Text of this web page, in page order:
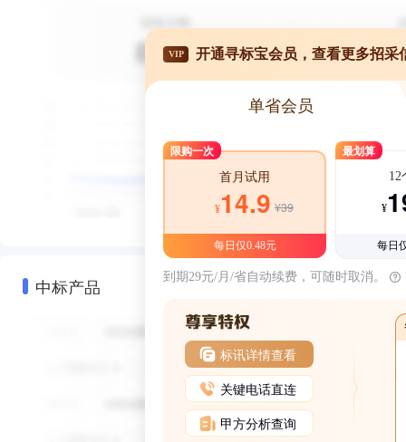
中标产品
VIP 开通寻标宝会员，查看更多招采
单省会员
限购一次
首月试用
¥14.9 ¥39
每日仅0.48元
最划算
12
¥
每日
到期29元/月/省自动续费，可随时取消。
标讯详情查看
关键电话直连
甲方分析查询